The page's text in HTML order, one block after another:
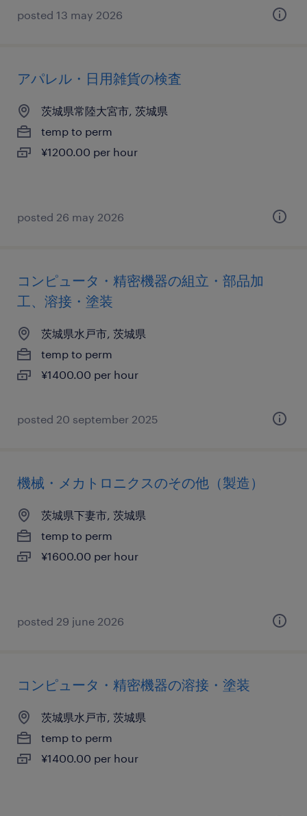
posted 13 may 2026
アパレル・日用雑貨の検査
茨城県常陸大宮市, 茨城県
temp to perm
¥1200.00 per hour
posted 26 may 2026
コンピュータ・精密機器の組立・部品加
工、溶接・塗装
茨城県水戸市, 茨城県
temp to perm
¥1400.00 per hour
posted 20 september 2025
機械・メカトロニクスのその他（製造）
茨城県下妻市, 茨城県
temp to perm
¥1600.00 per hour
posted 29 june 2026
コンピュータ・精密機器の溶接・塗装
茨城県水戸市, 茨城県
temp to perm
¥1400.00 per hour